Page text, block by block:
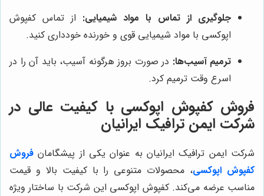
جلوگیری از تماس با مواد شیمیایی: از تماس کفپوش
اپوکسی با مواد شیمیایی قوی و خورنده خودداری کنید.
ترمیم آسیب‌ها: در صورت بروز هرگونه آسیب، باید آن را در
اسرع وقت ترمیم کرد.
فروش کفپوش اپوکسی با کیفیت عالی در
شرکت ایمن ترافیک ایرانیان
شرکت ایمن ترافیک ایرانیان به عنوان یکی از پیشگامان فروش
کفپوش اپوکسی، محصولات متنوعی را با کیفیت بالا و قیمت
مناسب عرضه می‌کند. کفپوش اپوکسی این شرکت با ساختار ویژه